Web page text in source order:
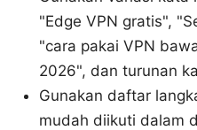
"Edge VPN gratis",
"cara pakai VPN
2026", dan turunan
Gunakan daftar
mudah diikuti dalam